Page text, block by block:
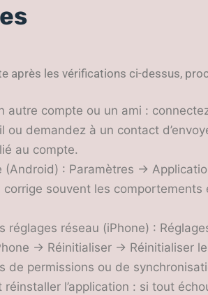
après les vérifications ci-dessus,
autre compte ou un ami :
ou demandez à un contact
au compte.
(Android) : Paramètres →
corrige souvent les
réglages réseau (iPhone) :
→ Réinitialiser → Réinitialiser
de permissions ou de
réinstaller l’application : si tout